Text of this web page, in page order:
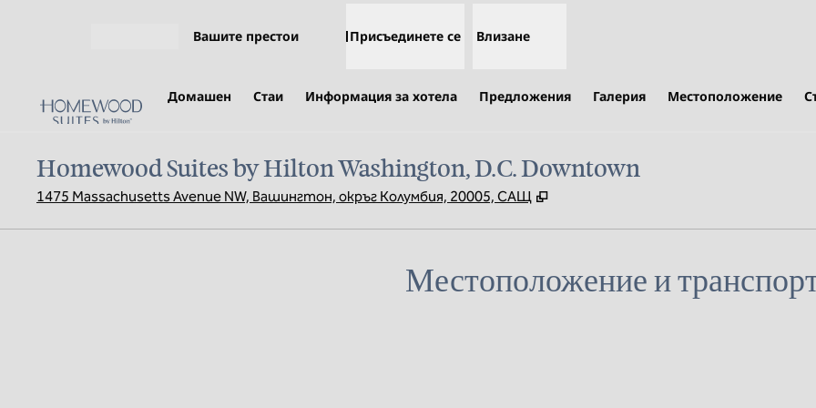
Отваряне на менюВашите престои Присъединете се Влизане
Домашен Стаи Информация за хотела Предложения Галерия Местоположение
Homewood Suites by Hilton Washington, D.C. Downtown
1475 Massachusetts Avenue NW, Вашингтон, окръг Колумбия, 20005, САЩ ,
Местоположение и